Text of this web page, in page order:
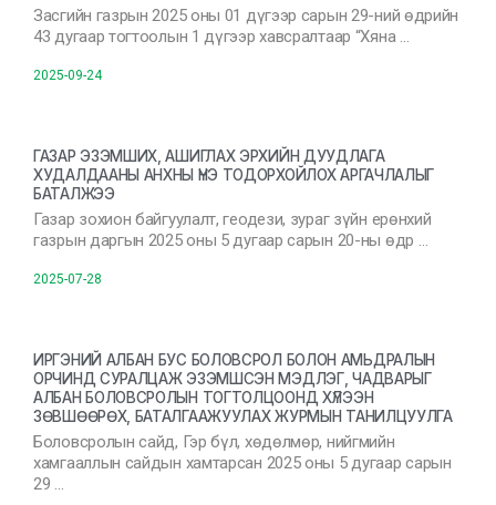
Засгийн газрын 2025 оны 01 дүгээр сарын 29-ний өдрийн
43 дугаар тогтоолын 1 дүгээр хавсралтаар “Хяна …
2025-09-24
ГАЗАР ЭЗЭМШИХ, АШИГЛАХ ЭРХИЙН ДУУДЛАГА
ХУДАЛДААНЫ АНХНЫ ҮНЭ ТОДОРХОЙЛОХ АРГАЧЛАЛЫГ
БАТАЛЖЭЭ
Газар зохион байгуулалт, геодези, зураг зүйн ерөнхий
газрын даргын 2025 оны 5 дугаар сарын 20-ны өдр …
2025-07-28
ИРГЭНИЙ АЛБАН БУС БОЛОВСРОЛ БОЛОН АМЬДРАЛЫН
ОРЧИНД СУРАЛЦАЖ ЭЗЭМШСЭН МЭДЛЭГ, ЧАДВАРЫГ
АЛБАН БОЛОВСРОЛЫН ТОГТОЛЦООНД ХҮЛЭЭН
ЗӨВШӨӨРӨХ, БАТАЛГААЖУУЛАХ ЖУРМЫН ТАНИЛЦУУЛГА
Боловсролын сайд, Гэр бүл, хөдөлмөр, нийгмийн
хамгааллын сайдын хамтарсан 2025 оны 5 дугаар сарын
29 …